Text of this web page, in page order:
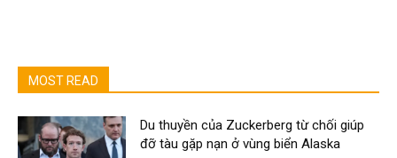
MOST READ
Du thuyền của Zuckerberg từ chối giúp
đỡ tàu gặp nạn ở vùng biển Alaska